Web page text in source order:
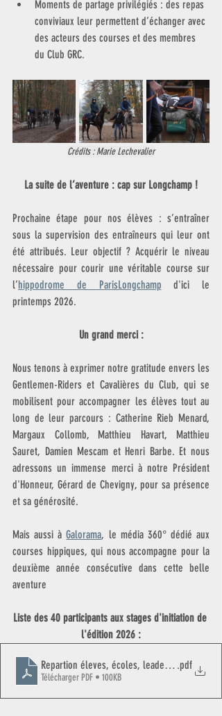
Moments de partage privilégiés : des repas
conviviaux leur permettent d’échanger avec
des acteurs des courses et des membres
du Club GRC.
Crédits : Marie Lechevalier
La suite de l’aventure : cap sur Longchamp !
Prochaine étape pour nos élèves : s’entraîner
sous la supervision des entraîneurs qui leur ont
été attribués. Leur objectif ? Acquérir le niveau
nécessaire pour courir une véritable course sur
l’hippodrome de ParisLongchamp d'ici le
printemps 2026.
Un grand merci :
Nous tenons à exprimer notre gratitude envers les
Gentlemen-Riders et Cavalières du Club, qui se
mobilisent pour accompagner les élèves tout au
long de leur parcours : Catherine Rieb Menard,
Margaux Collomb, Matthieu Havart, Matthieu
Sauret, Damien Mescam et Henri Barbe. Et nous
adressons un immense merci à notre Président
d'Honneur, Gérard de Chevigny, pour sa présence
et sa générosité.
Mais aussi à Galorama, le média 360° dédié aux
courses hippiques, qui nous accompagne pour la
deuxième année consécutive dans cette belle
aventure
Liste des 40 participants aux stages d'initiation de
l'édition 2026 :
Repartion éleves, écoles, leaders des 4 stages
.pdf
Télécharger PDF • 100KB